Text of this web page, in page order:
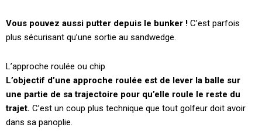
Vous pouvez aussi putter depuis le bunker ! C’est parfois
plus sécurisant qu’une sortie au sandwedge.
L’approche roulée ou chip
L’objectif d’une approche roulée est de lever la balle sur
une partie de sa trajectoire pour qu’elle roule le reste du
trajet. C’est un coup plus technique que tout golfeur doit avoir
dans sa panoplie.